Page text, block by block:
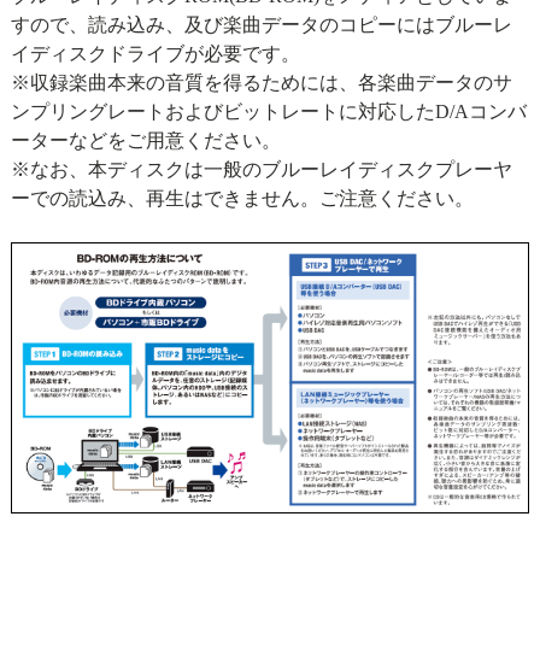
すので、読み込み、及び楽曲データのコピーにはブルーレ
イディスクドライブが必要です。
※収録楽曲本来の音質を得るためには、各楽曲データのサ
ンプリングレートおよびビットレートに対応したD/Aコンバ
ーターなどをご用意ください。
※なお、本ディスクは一般のブルーレイディスクプレーヤ
ーでの読込み、再生はできません。ご注意ください。